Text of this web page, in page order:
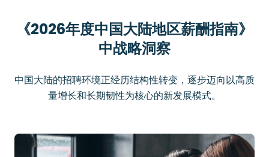
《2026年度中国大陆地区薪酬指南》
中战略洞察
中国大陆的招聘环境正经历结构性转变，逐步迈向以高质
量增长和长期韧性为核心的新发展模式。